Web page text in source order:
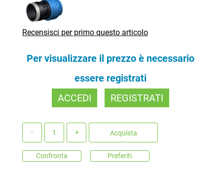
Recensisci per primo questo articolo
Per visualizzare il prezzo è necessario
essere registrati
ACCEDI
REGISTRATI
Acquista
Confronta Preferiti